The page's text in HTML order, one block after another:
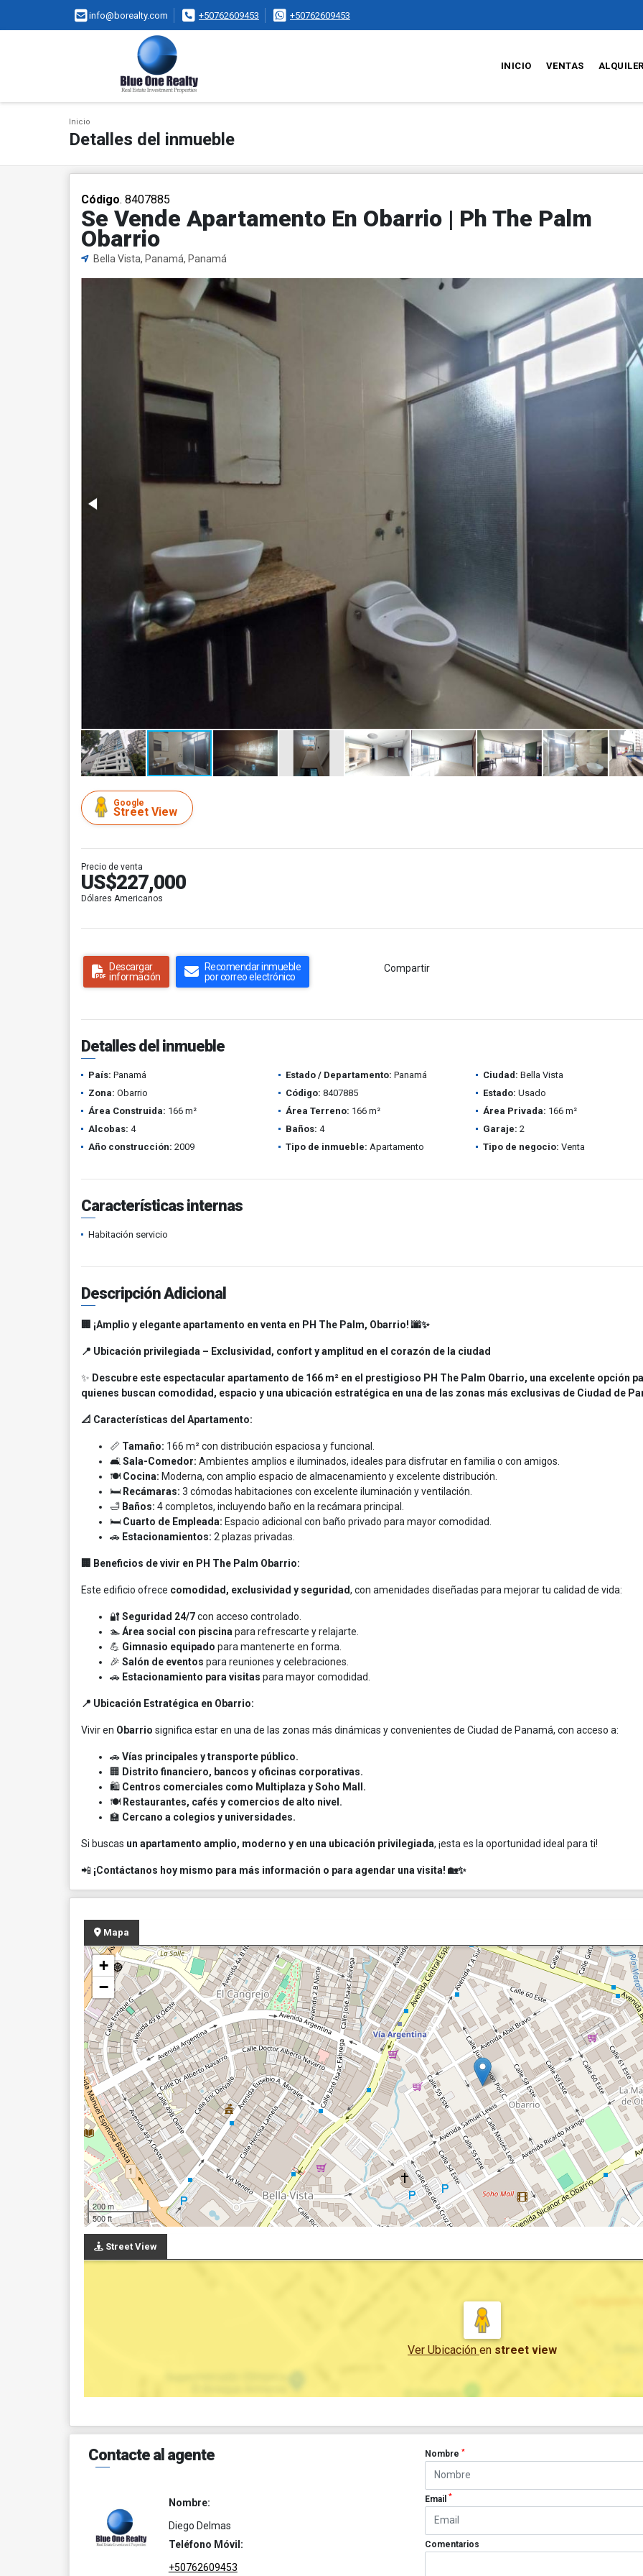
info@borealty.com +50762609453 +50762609453
INICIO VENTAS
Inicio
Detalles del inmueble
Código. 8407885
Se Vende Apartamento En Obarrio | Ph The Palm
Obarrio
Bella Vista, Panamá, Panamá
Google
Street View
Precio de venta
US$227,000
Dólares Americanos
Descargar
información
Recomendar inmueble
por correo electrónico
Compartir
Detalles del inmueble
País: Panamá Estado / Departamento: Panamá Ciudad: Bella Vista
Zona: Obarrio Código: 8407885 Estado: Usado
Área Construida: 166 m² Área Terreno: 166 m² Área Privada: 166 m²
Alcobas: 4 Baños: 4 Garaje: 2
Año construcción: 2009 Tipo de inmueble: Apartamento Tipo de negocio: Venta
Características internas
Habitación servicio
Descripción Adicional
🏢 ¡Amplio y elegante apartamento en venta en PH The Palm, Obarrio! 🌆✨
📍 Ubicación privilegiada – Exclusividad, confort y amplitud en el corazón de la ciudad
✨ Descubre este espectacular apartamento de 166 m² en el prestigioso PH The Palm Obarrio, una excelente opción
quienes buscan comodidad, espacio y una ubicación estratégica en una de las zonas más exclusivas de Ciudad de
📐 Características del Apartamento:
📏 Tamaño: 166 m² con distribución espaciosa y funcional.
🛋️ Sala-Comedor: Ambientes amplios e iluminados, ideales para disfrutar en familia o con amigos.
🍽️ Cocina: Moderna, con amplio espacio de almacenamiento y excelente distribución.
🛏️ Recámaras: 3 cómodas habitaciones con excelente iluminación y ventilación.
🛁 Baños: 4 completos, incluyendo baño en la recámara principal.
🛏️ Cuarto de Empleada: Espacio adicional con baño privado para mayor comodidad.
🚗 Estacionamientos: 2 plazas privadas.
🏢 Beneficios de vivir en PH The Palm Obarrio:
Este edificio ofrece comodidad, exclusividad y seguridad, con amenidades diseñadas para mejorar tu calidad de vida:
🔐Seguridad 24/7con acceso controlado.
🏊Área social con piscina para refrescarte y relajarte.
💪 Gimnasio equipado para mantenerte en forma.
🎉 Salón de eventos para reuniones y celebraciones.
🚗 Estacionamiento para visitas para mayor comodidad.
📍 Ubicación Estratégica en Obarrio:
Vivir en Obarrio significa estar en una de las zonas más dinámicas y convenientes de Ciudad de Panamá, con acceso a:
🚗Vías principales y transporte público.
🏢 Distrito financiero, bancos y oficinas corporativas.
🛍️ Centros comerciales como Multiplaza y Soho Mall.
🍽️ Restaurantes, cafés y comercios de alto nivel.
🏫 Cercano a colegios y universidades.
Si buscas un apartamento amplio, moderno y en una ubicación privilegiada, ¡esta es la oportunidad ideal para ti!
📲 ¡Contáctanos hoy mismo para más información o para agendar una visita! 🏡✨
Mapa
+
−
200 m
500 ft
Street View
Ver Ubicación en street view
Contacte al agente
Nombre:
Diego Delmas
Teléfono Móvil:
+50762609453
Nombre*
Email*
Comentarios